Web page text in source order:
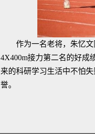
作为一名老将，朱忆文
4X400m接力第二名的好成
来的科研学习生活中不怕
誉。